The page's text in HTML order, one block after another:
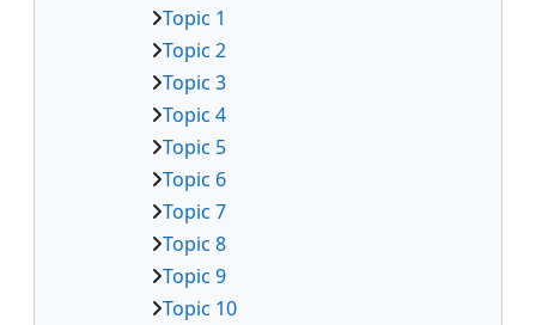
Topic 1
Topic 2
Topic 3
Topic 4
Topic 5
Topic 6
Topic 7
Topic 8
Topic 9
Topic 10